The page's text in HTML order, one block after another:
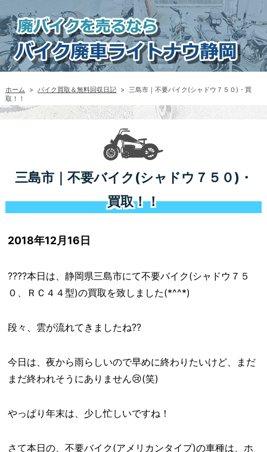
ホーム > バイク買取＆無料回収日記 > 三島市｜不要バイク(シャドウ７５０)・買
取！！
三島市｜不要バイク(シャドウ７５０)・
買取！！
2018年12月16日
????本日は、静岡県三島市にて不要バイク(シャドウ７５
０、ＲＣ４４型)の買取を致しました(*^^*)
段々、雲が流れてきましたね??
今日は、夜から雨らしいので早めに終わりたいけど、まだ
まだ終われそうにありません😢(笑)
やっぱり年末は、少し忙しいですね！
さて本日の、不要バイク(アメリカンタイプ)の車種は、ホ